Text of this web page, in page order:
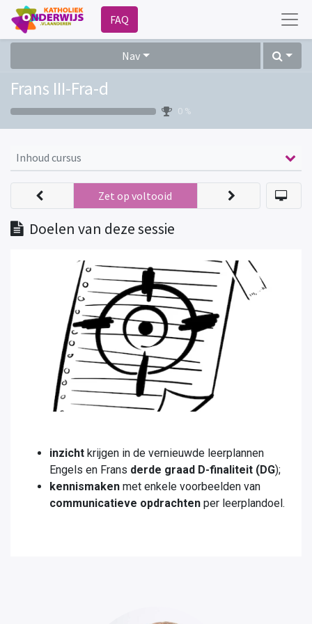
FAQ
Nav
Frans III-Fra-d
0 %
Inhoud cursus
Doelen van deze sessie
Zet op voltooid
inzicht krijgen in de vernieuwde leerplannen
Engels en Frans derde graad D-finaliteit (DG);
kennismaken met enkele voorbeelden van
communicatieve opdrachten per leerplandoel.